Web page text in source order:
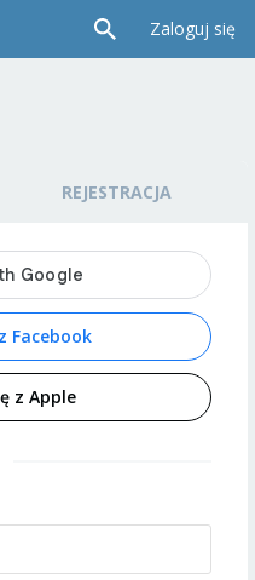
Zaloguj się
REJESTRACJA
Facebook
z Apple